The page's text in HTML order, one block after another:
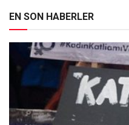
EN SON HABERLER